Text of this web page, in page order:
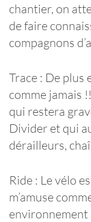
chantier, on
de faire
compagnons
Trace : De plus
comme jamais
qui restera
Divider et qui
dérailleurs,
Ride : Le vélo
m’amuse